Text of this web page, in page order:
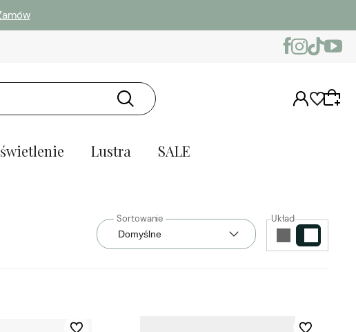
Lustra SALE
Układ
Do ulubionych Do ulubionych